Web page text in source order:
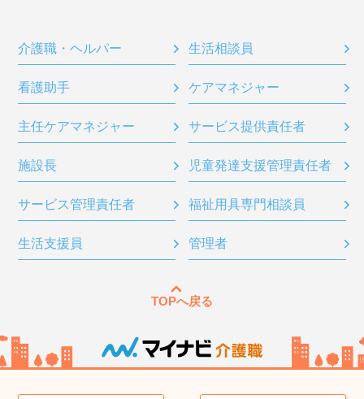
介護職・ヘルパー 生活相談員
看護助手 ケアマネジャー
主任ケアマネジャー サービス提供責任者
施設長 児童発達支援管理責任者
サービス管理責任者 福祉用具専門相談員
生活支援員 管理者
TOPへ戻る